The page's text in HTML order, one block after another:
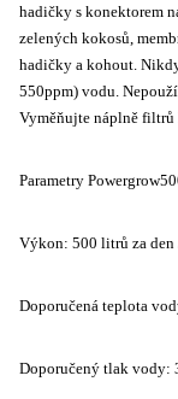
hadičky s konektorem
zelených kokosů,
hadičky a kohout.
550ppm) vodu.
Vyměňujte náplně filtrů
Parametry
Výkon: 500 litrů za
Doporučená teplota
Doporučený tlak vody: